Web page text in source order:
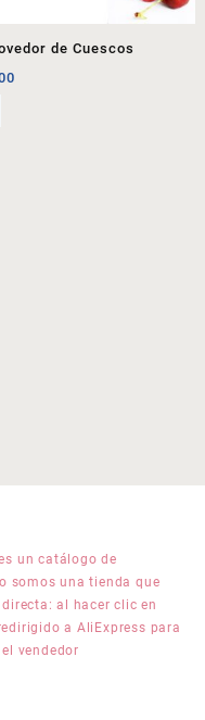
de Cuescos
un catálogo de
somos una tienda que
al hacer clic en
a AliExpress para
vendedor